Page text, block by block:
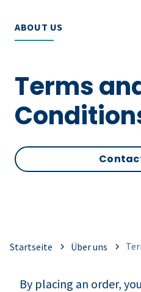
ABOUT US
Terms
Startseite Über uns
By placing an order,